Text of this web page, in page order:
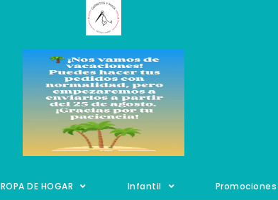
ROPA DE HOGAR Infantil Promociones